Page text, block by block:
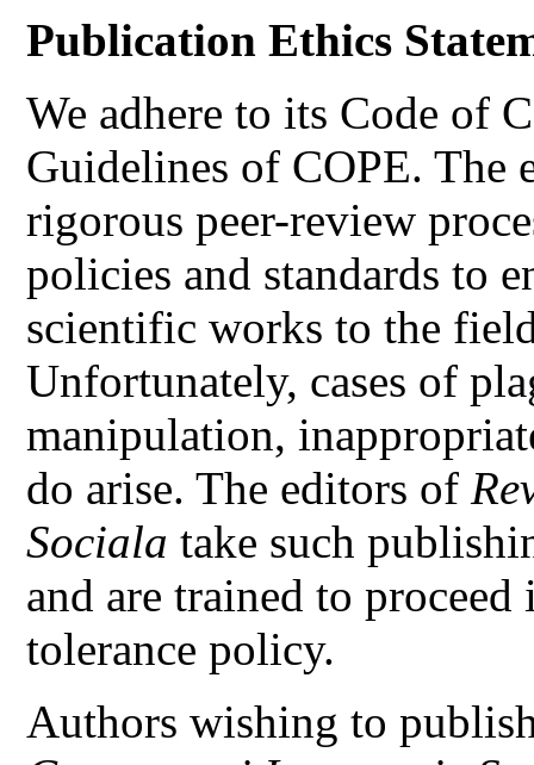
Publication Ethics
We adhere to its Code of
Guidelines of COPE. The
rigorous peer-review
policies and standards to
scientific works to the
Unfortunately, cases of
manipulation,
do arise. The editors of
Socialatake such
and are trained to
tolerance policy.
Authors wishing to